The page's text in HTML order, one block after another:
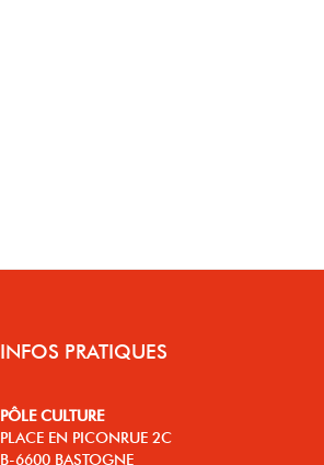
INFOS PRATIQUES
PÔLE CULTURE
PLACE EN PICONRUE 2C
B-6600 BASTOGNE